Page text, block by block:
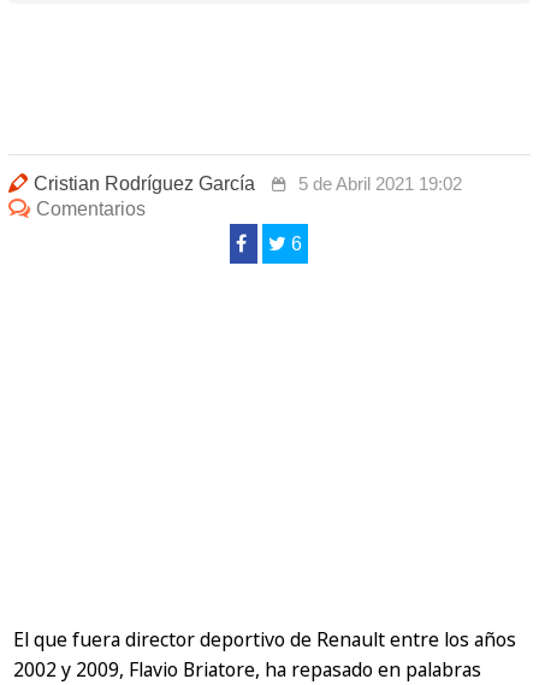
Cristian Rodríguez García
5 de Abril 2021 19:02
Comentarios
6
El que fuera director deportivo de Renault entre los años
2002 y 2009, Flavio Briatore, ha repasado en palabras